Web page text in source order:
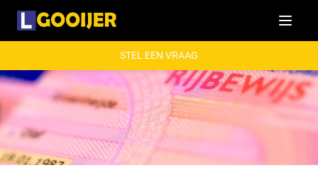
Menu
STEL EEN VRAAG